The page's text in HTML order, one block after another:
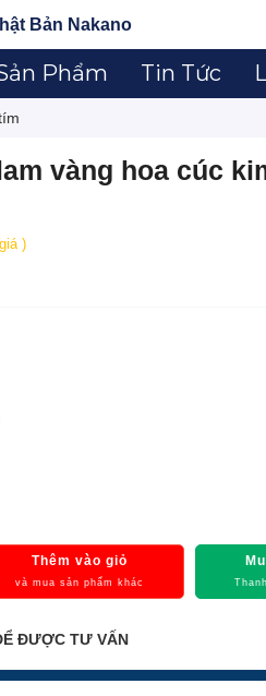
Bản Nakano
Phẩm Tin Tức
vàng hoa cúc
)
Thêm vào giỏ
và mua sản phẩm khác
ĐƯỢC TƯ VẤN